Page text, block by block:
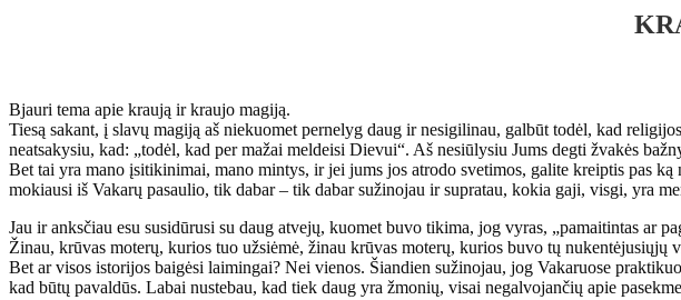
Bjauri tema apie kraują ir kraujo magiją.
Tiesą sakant, į slavų magiją aš niekuomet pernelyg daug ir nesigilinau, galbūt todėl, kad
neatsakysiu, kad: „todėl, kad per mažai meldeisi Dievui“. Aš nesiūlysiu Jums degti žvakės
Bet tai yra mano įsitikinimai, mano mintys, ir jei jums jos atrodo svetimos, galite kreiptis pas
mokiausi iš Vakarų pasaulio, tik dabar – tik dabar sužinojau ir supratau, kokia gaji, visgi, yra
Jau ir anksčiau esu susidūrusi su daug atvejų, kuomet buvo tikima, jog vyras, „pamaitintas ar
Žinau, krūvas moterų, kurios tuo užsiėmė, žinau krūvas moterų, kurios buvo tų
Bet ar visos istorijos baigėsi laimingai? Nei vienos. Šiandien sužinojau, jog Vakaruose
kad būtų pavaldūs. Labai nustebau, kad tiek daug yra žmonių, visai negalvojančių apie